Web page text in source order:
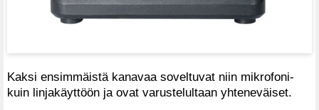
Kaksi ensimmäistä kanavaa soveltuvat niin mikrofoni-
kuin linjakäyttöön ja ovat varustelultaan yhteneväiset.